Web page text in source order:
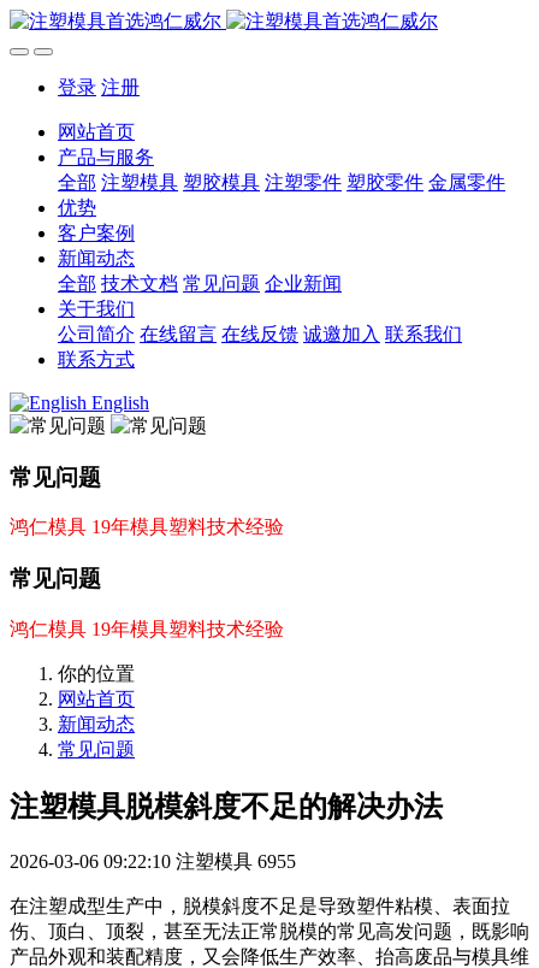
登录 注册
网站首页
产品与服务
全部 注塑模具 塑胶模具 注塑零件 塑胶零件 金属零件
优势
客户案例
新闻动态
全部 技术文档 常见问题 企业新闻
关于我们
公司简介 在线留言 在线反馈 诚邀加入 联系我们
联系方式
English
常见问题
鸿仁模具 19年模具塑料技术经验
常见问题
鸿仁模具 19年模具塑料技术经验
你的位置
网站首页
新闻动态
常见问题
注塑模具脱模斜度不足的解决办法
2026-03-06 09:22:10 注塑模具 6955
在注塑成型生产中，脱模斜度不足是导致塑件粘模、表面拉
伤、顶白、顶裂，甚至无法正常脱模的常见高发问题，既影响
产品外观和装配精度，又会降低生产效率、抬高废品与模具维